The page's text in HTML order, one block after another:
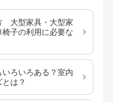
大型家具・大型家
子の利用に必要な
いろいろある？室内
は？